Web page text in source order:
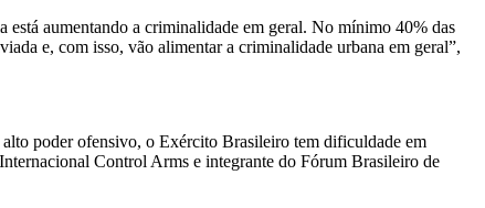
está aumentando a criminalidade em geral. No mínimo 40% das
e, com isso, vão alimentar a criminalidade urbana em geral”,
poder ofensivo, o Exército Brasileiro tem dificuldade em
Control Arms e integrante do Fórum Brasileiro de